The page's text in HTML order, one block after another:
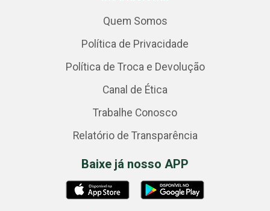
Quem Somos
Política de Privacidade
Política de Troca e Devolução
Canal de Ética
Trabalhe Conosco
Relatório de Transparência
Baixe já nosso APP